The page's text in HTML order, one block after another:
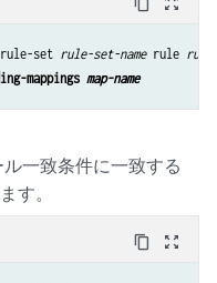
content_copy zoom_out_map
set rule-set-name rule rule-
mappings map-name
ル一致条件に一致する
す。
content_copy zoom_out_map